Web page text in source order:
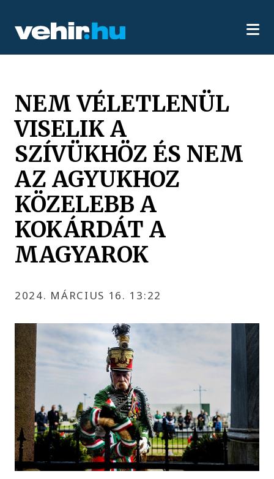
NEM VÉLETLENÜL
VISELIK A
SZÍVÜKHÖZ ÉS NEM
AZ AGYUKHOZ
KÖZELEBB A
KOKÁRDÁT A
MAGYAROK
2024. MÁRCIUS 16. 13:22